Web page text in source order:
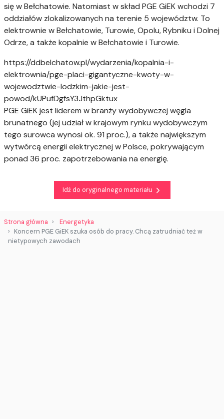
się w Bełchatowie. Natomiast w skład PGE GiEK wchodzi 7
oddziałów zlokalizowanych na terenie 5 województw. To
elektrownie w Bełchatowie, Turowie, Opolu, Rybniku i Dolnej
Odrze, a także kopalnie w Bełchatowie i Turowie.
https://ddbelchatow.pl/wydarzenia/kopalnia-i-
elektrownia/pge-placi-gigantyczne-kwoty-w-
wojewodztwie-lodzkim-jakie-jest-
powod/kUPufDgfsY3JthpGktux
PGE GiEK jest liderem w branży wydobywczej węgla
brunatnego (jej udział w krajowym rynku wydobywczym
tego surowca wynosi ok. 91 proc.), a także największym
wytwórcą energii elektrycznej w Polsce, pokrywającym
ponad 36 proc. zapotrzebowania na energię.
Idź do oryginalnego materiału
Strona główna
Energetyka
Koncern PGE GiEK szuka osób do pracy. Chcą zatrudniać też w
nietypowych zawodach